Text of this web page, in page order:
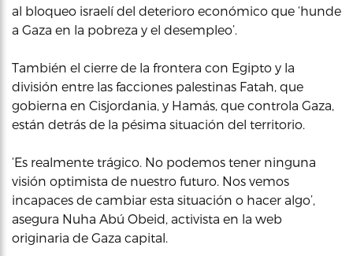
al bloqueo israelí del deterioro económico que ‘hunde
a Gaza en la pobreza y el desempleo’.
También el cierre de la frontera con Egipto y la
división entre las facciones palestinas Fatah, que
gobierna en Cisjordania, y Hamás, que controla Gaza,
están detrás de la pésima situación del territorio.
‘Es realmente trágico. No podemos tener ninguna
visión optimista de nuestro futuro. Nos vemos
incapaces de cambiar esta situación o hacer algo’,
asegura Nuha Abú Obeid, activista en la web
originaria de Gaza capital.